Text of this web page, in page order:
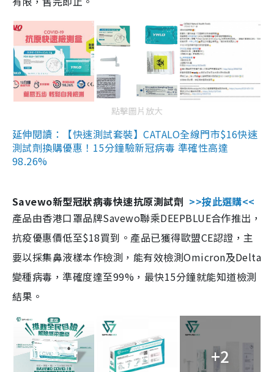
點擊圖片放大
延伸閱讀：【快速測試套裝】CATALO全線門市$16快速
測試劑換購優惠！15分鐘驗新冠病毒 準確性高達
98.26%
Savewo新型冠狀病毒快速抗原測試劑 >>按此選購<<
產品由香港口罩品牌Savewo聯乘DEEPBLUE合作推出，
抗疫優惠價低至$18買到。產品已獲得歐盟CE認證，主
要以採集鼻液樣本作檢測，能有效檢測Omicron及Delta
變種病毒，準確度達至99%，最快15分鐘就能知道檢測
結果。
+2